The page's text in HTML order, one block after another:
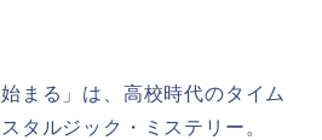
まる」は、高校時代のタイム
タルジック・ミステリー。